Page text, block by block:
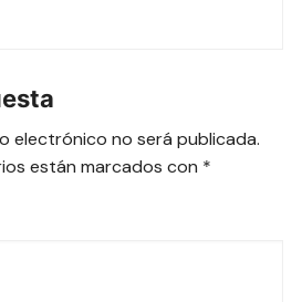
electrónico no será publicada.
están marcados con *